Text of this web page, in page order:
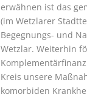
erwähnen ist das
(im Wetzlarer
Begegnungs- und
Wetzlar. Weiterhin
Kreis unsere
komorbiden